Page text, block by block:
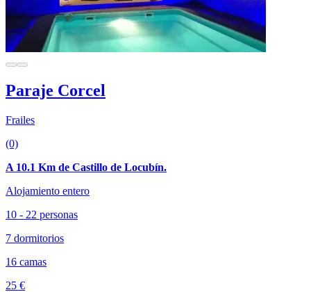
Paraje Corcel
Frailes
(0)
A 10.1 Km de Castillo de Locubín.
Alojamiento entero
10 - 22 personas
7 dormitorios
16 camas
25 €